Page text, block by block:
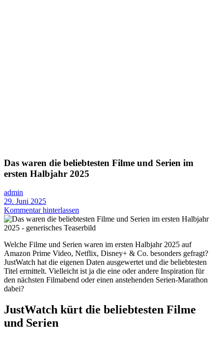
Das waren die beliebtesten Filme und Serien im
ersten Halbjahr 2025
admin
29. Juni 2025
Kommentar hinterlassen
Welche Filme und Serien waren im ersten Halbjahr 2025 auf
Amazon Prime Video, Netflix, Disney+ & Co. besonders gefragt?
JustWatch hat die eigenen Daten ausgewertet und die beliebtesten
Titel ermittelt. Vielleicht ist ja die eine oder andere Inspiration für
den nächsten Filmabend oder einen anstehenden Serien-Marathon
dabei?
JustWatch kürt die beliebtesten Filme
und Serien